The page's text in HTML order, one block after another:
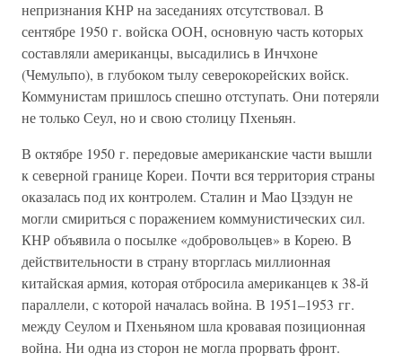
непризнания КНР на заседаниях отсутствовал. В
сентябре 1950 г. войска ООН, основную часть которых
составляли американцы, высадились в Инчхоне
(Чемульпо), в глубоком тылу северокорейских войск.
Коммунистам пришлось спешно отступать. Они потеряли
не только Сеул, но и свою столицу Пхеньян.
В октябре 1950 г. передовые американские части вышли
к северной границе Кореи. Почти вся территория страны
оказалась под их контролем. Сталин и Мао Цзэдун не
могли смириться с поражением коммунистических сил.
КНР объявила о посылке «добровольцев» в Корею. В
действительности в страну вторглась миллионная
китайская армия, которая отбросила американцев к 38-й
параллели, с которой началась война. В 1951–1953 гг.
между Сеулом и Пхеньяном шла кровавая позиционная
война. Ни одна из сторон не могла прорвать фронт.